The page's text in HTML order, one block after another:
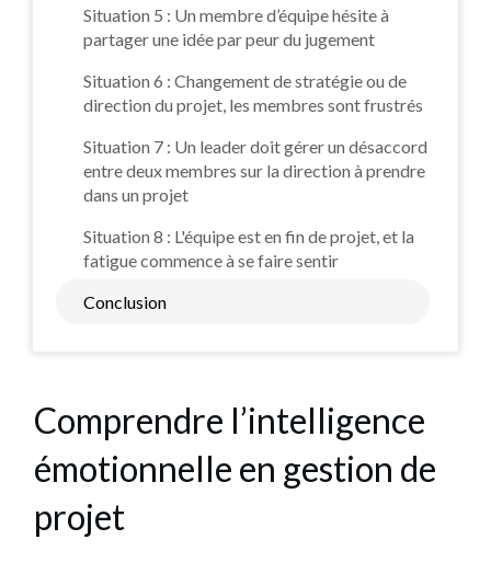
Situation 5 : Un membre d’équipe hésite à
partager une idée par peur du jugement
Situation 6 : Changement de stratégie ou de
direction du projet, les membres sont frustrés
Situation 7 : Un leader doit gérer un désaccord
entre deux membres sur la direction à prendre
dans un projet
Situation 8 : L'équipe est en fin de projet, et la
fatigue commence à se faire sentir
Conclusion
Comprendre l’intelligence
émotionnelle en gestion de
projet